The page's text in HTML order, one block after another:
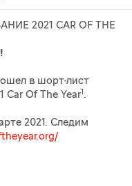
в шорт-лист
Car Of The Year1 .
2021. Следим